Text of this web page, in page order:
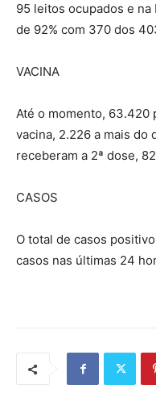
95 leitos ocupados e na
de 92% com 370 dos
VACINA
Até o momento, 63.420
vacina, 2.226 a mais do
receberam a 2ª dose,
CASOS
O total de casos
casos nas últimas 24